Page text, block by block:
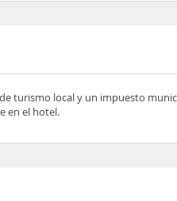
turismo local y un impuesto
en el hotel.